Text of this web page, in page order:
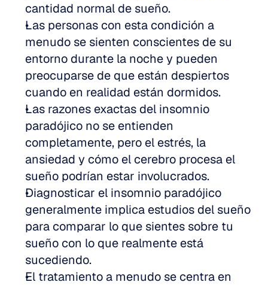
cantidad normal de sueño.
Las personas con esta condición a
menudo se sienten conscientes de su
entorno durante la noche y pueden
preocuparse de que están despiertos
cuando en realidad están dormidos.
Las razones exactas del insomnio
paradójico no se entienden
completamente, pero el estrés, la
ansiedad y cómo el cerebro procesa el
sueño podrían estar involucrados.
Diagnosticar el insomnio paradójico
generalmente implica estudios del sueño
para comparar lo que sientes sobre tu
sueño con lo que realmente está
sucediendo.
El tratamiento a menudo se centra en